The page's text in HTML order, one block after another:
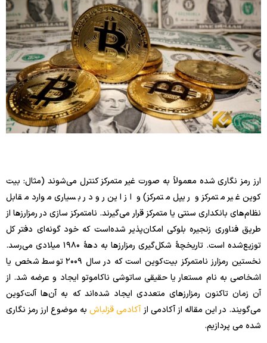
ارز رمز نگاری شده معمولاً به صورت غیر متمرکز کنترل می‌شوند (مثال: بیت
کوین غیر متمرکز و ریپل متمرکز) و از این رو در بسیاری موارد مقابل
نظام‌های بانکداری سنتی یا متمرکز قرار می‌گیرند. نامتمرکز سازی در رمزارزها از
طریق فناوری زنجیره بلوکی امکان‌پذیر شده‌است که خود گونه‌ای دفتر کل
توزیع‌شده است. تاریخچهٔ شکل‌گیری رمزارزها به دههٔ ۱۹۸۰ میلادی می‌رسد.
نخستین رمزارز نامتمرکز بیت‌کوین است که در سال ۲۰۰۹ توسط شخص یا
اشخاصی به نام مستعار یا حقیقی ساتوشی ناکاموتو ایجاد و عرضه شد. از
آن زمان تاکنون رمزارزهای متعددی ایجاد شده‌اند که به آن‌ها آلت‌کوین
می‌گویند. در این مقاله از آکادمی از آکادمی قزلباشبه موضوع ارز رمز نگاری
شده می پردازیم.